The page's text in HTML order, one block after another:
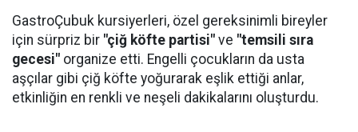
GastroÇubuk kursiyerleri, özel gereksinimli bireyler
için sürpriz bir "çiğ köfte partisi" ve "temsili sıra
gecesi" organize etti. Engelli çocukların da usta
aşçılar gibi çiğ köfte yoğurarak eşlik ettiği anlar,
etkinliğin en renkli ve neşeli dakikalarını oluşturdu.